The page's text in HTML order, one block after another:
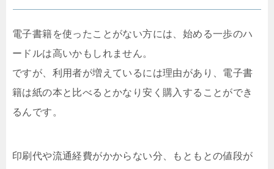
電子書籍を使ったことがない方には、始める一歩のハ
ードルは高いかもしれません。
ですが、利用者が増えているには理由があり、電子書
籍は紙の本と比べるとかなり安く購入することができ
るんです。
印刷代や流通経費がかからない分、もともとの値段が